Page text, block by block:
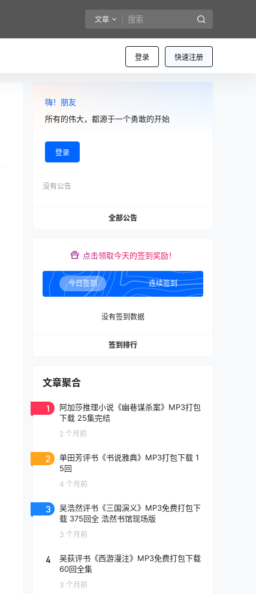
文章
登录 快速注册
嗨！朋友
所有的伟大，都源于一个勇敢的开始
登录
没有公告
全部公告
点击领取今天的签到奖励！
今日签到 连续签到
没有签到数据
签到排行
文章聚合
1
阿加莎推理小说《幽巷谋杀案》MP3打包
下载 25集完结
2 个月前
2
单田芳评书《书说雅典》MP3打包下载 1
5回
4 个月前
3
吴浩然评书《三国演义》MP3免费打包下
载 375回全 浩然书馆现场版
3 个月前
4
吴荻评书《西游漫注》MP3免费打包下载
60回全集
3 个月前